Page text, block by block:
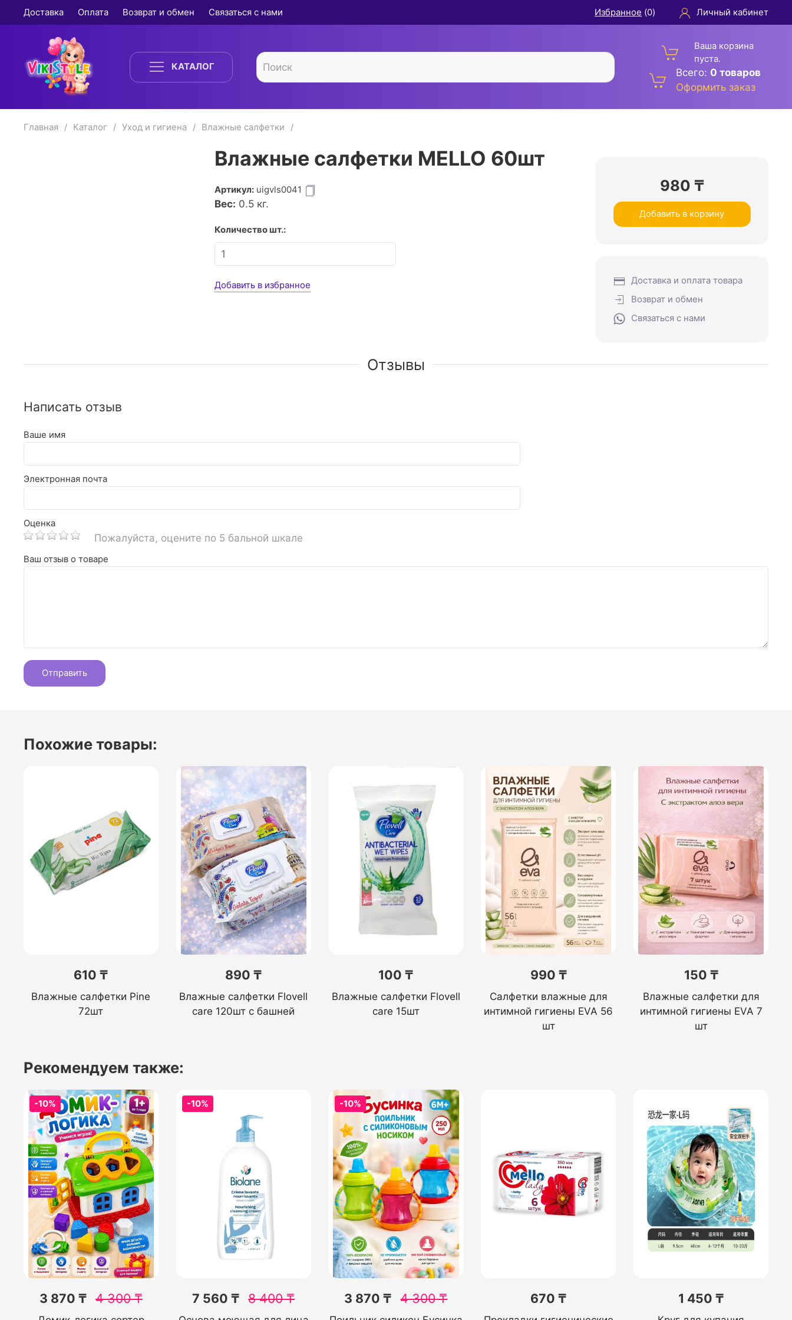
Доставка Оплата Возврат и обмен Связаться с нами Избранное (0) Личный кабинет
КАТАЛОГ
Ваша корзина
пуста.
Всего: 0 товаров
Оформить заказ
Главная Каталог Уход и гигиена Влажные салфетки
Влажные салфетки MELLO 60шт
Артикул: uigvls0041
Вес: 0.5кг.
Количество шт.:
Добавить в избранное
980 ₸
Добавить в корзину
Доставка и оплата товара
Возврат и обмен
Связаться с нами
Отзывы
Написать отзыв
Ваше имя
Электронная почта
Оценка
Пожалуйста, оцените по 5 бальной шкале
Ваш отзыв о товаре
Похожие товары:
610 ₸
Влажные салфетки Pine
72шт
890 ₸
Влажные салфетки Flovell
care 120шт с башней
100 ₸
Влажные салфетки Flovell
care 15шт
990 ₸
Салфетки влажные для
интимной гигиены EVA 56
шт
150 ₸
Влажные салфетки для
интимной гигиены EVA 7
шт
Рекомендуем также:
-10%
3 870 ₸ 4 300₸
-10%
7 560 ₸ 8 400₸
-10%
3 870 ₸ 4 300₸ 670 ₸ 1 450 ₸